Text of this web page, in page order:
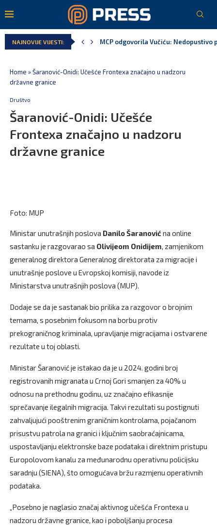
NAJNOVIJE VIJESTI: MCP odgovorila Vučiću:
Home »Šaranović-Onidi: Učešće Frontexa značajno u nadzoru
državne granice
Društvo
Šaranović-Onidi: Učešće
Frontexa značajno u nadzoru
državne granice
Foto: MUP
Ministar unutrašnjih poslova Danilo Šaranović na online
sastanku je razgovarao sa Olivijeom Onidijem, zamjenikom
generalnog direktora Generalnog direktorata za migracije i
unutrašnje poslove u Evropskoj komisiji, navode iz
Ministarstva unutrašnjih poslova (MUP).
Dodaje se da je sastanak bio prilika za razgovor o brojnim
temama, s posebnim fokusom na borbu protiv
prekograničnog kriminala, upravljanje migracijama i ostvarene
rezultate u toj oblasti.
Ministar Šaranović je istakao da je u 2024. godini broj
registrovanih migranata u Crnoj Gori smanjen za 40% u
odnosu na prethodnu godinu, uz značajno efikasnije
sprečavanje ilegalnih migracija. Takvi rezultati su postignuti
zahvaljujući pooštrenim graničnim kontrolama, pojačanom
prisustvu patrola na granici i ključnim saobraćajnicama,
uspostavljanju elektronske baze podataka i direktnim pristupu
Europolovom kanalu za međunarodnu operativnu policijsku
saradnju (SIENA), što omogućava bržu razmjenu operativnih
podataka.
„Posebno je naglasio značaj aktivnog učešća Frontexa u
nadzoru državne granice, kao i poboljšanju procesa